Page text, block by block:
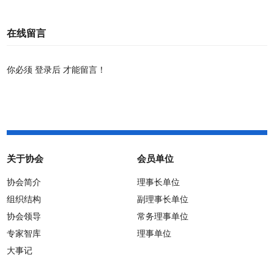
在线留言
你必须登录后 才能留言！
关于协会
协会简介
组织结构
协会领导
专家智库
大事记
会员单位
理事长单位
副理事长单位
常务理事单位
理事单位